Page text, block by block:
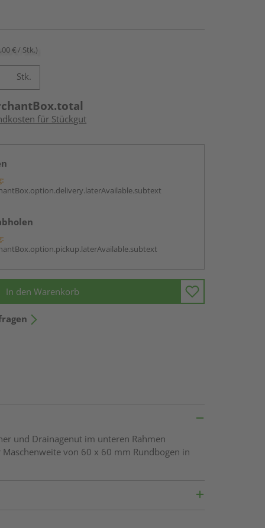
€ / Stk.)
Stk.
für Stückgut
In den Warenkorb
und Drainagenut im unteren Rahmen
von 60 x 60 mm Rundbogen in